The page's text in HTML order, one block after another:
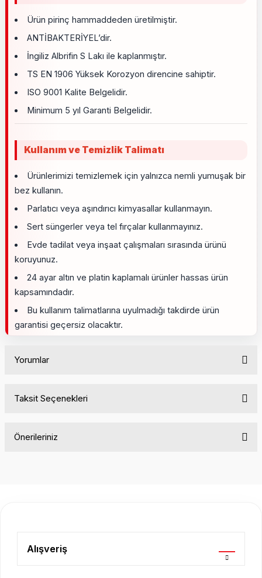
Ürün pirinç hammaddeden üretilmiştir.
ANTİBAKTERİYEL’dir.
İngiliz Albrifin S Lakı ile kaplanmıştır.
TS EN 1906 Yüksek Korozyon direncine sahiptir.
ISO 9001 Kalite Belgelidir.
Minimum 5 yıl Garanti Belgelidir.
Kullanım ve Temizlik Talimatı
Ürünlerimizi temizlemek için yalnızca nemli yumuşak bir
bez kullanın.
Parlatıcı veya aşındırıcı kimyasallar kullanmayın.
Sert süngerler veya tel fırçalar kullanmayınız.
Evde tadilat veya inşaat çalışmaları sırasında ürünü
koruyunuz.
24 ayar altın ve platin kaplamalı ürünler hassas ürün
kapsamındadır.
Bu kullanım talimatlarına uyulmadığı takdirde ürün
garantisi geçersiz olacaktır.
Yorumlar
Taksit Seçenekleri
Önerileriniz
Ürün açıklamasında eksik bilgiler bulunuyor.
Alışveriş